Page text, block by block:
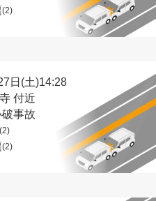
(2)
日(土)14:28
付近
事故
(2)
(2)